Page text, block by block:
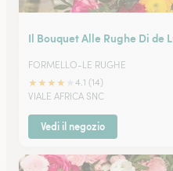
Il Bouquet Alle Rughe Di de
FORMELLO-LE RUGHE
★★★★
4.1 (14)
VIALE AFRICA SNC
Vedi il negozio